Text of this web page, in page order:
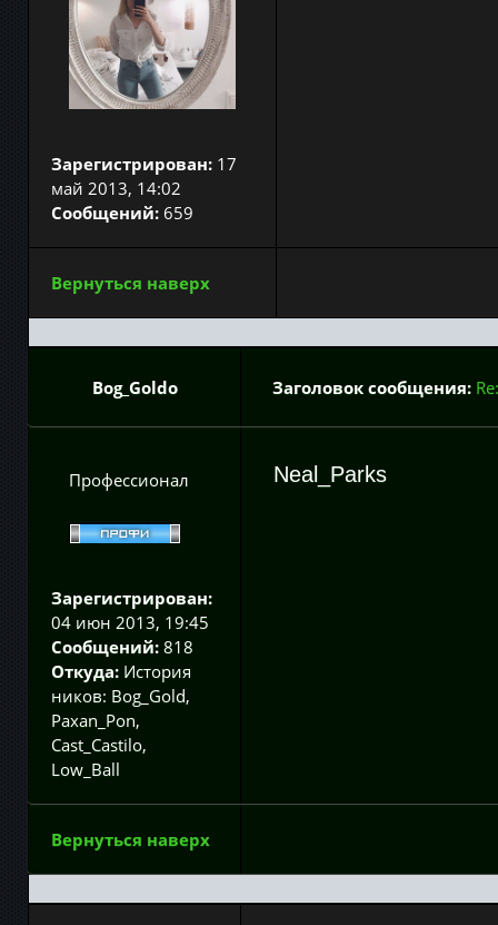
Зарегистрирован: 17
май 2013, 14:02
Сообщений: 659
Вернуться наверх
Bog_Goldo Заголовок сообщения:
Профессионал
Зарегистрирован:
04 июн 2013, 19:45
Сообщений: 818
Откуда: История
ников: Bog_Gold,
Paxan_Pon,
Cast_Castilo,
Low_Ball
Neal_Parks
Вернуться наверх